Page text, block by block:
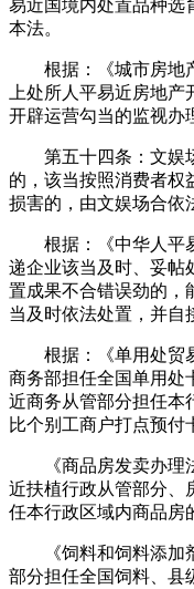
易近国境内处置品种选
本法。
根据：《城市房地产
上处所人平易近房地
开辟运营勾当的监视办
第五十四条：文娱场
的，该当按照消费者权
损害的，由文娱场合依
根据：《中华人平易
递企业该当及时、妥帖
置成果不合错误劲的，
当及时依法处置，并自
根据：《单用处贸易
商务部担任全国单用处
近商务从管部分担任本
比个别工商户打点预付
《商品房发卖办理法
近扶植行政从管部分、
任本行政区域内商品房
《饲料和饲料添加剂
部分担任全国饲料、县